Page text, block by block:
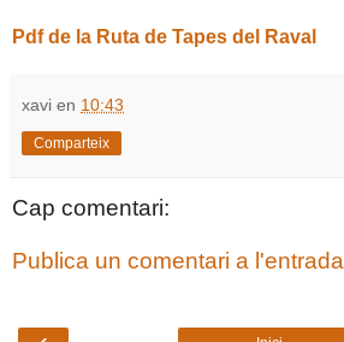
Pdf de la Ruta de Tapes del Raval
xavi en 10:43
Comparteix
Cap comentari:
Publica un comentari a l'entrada